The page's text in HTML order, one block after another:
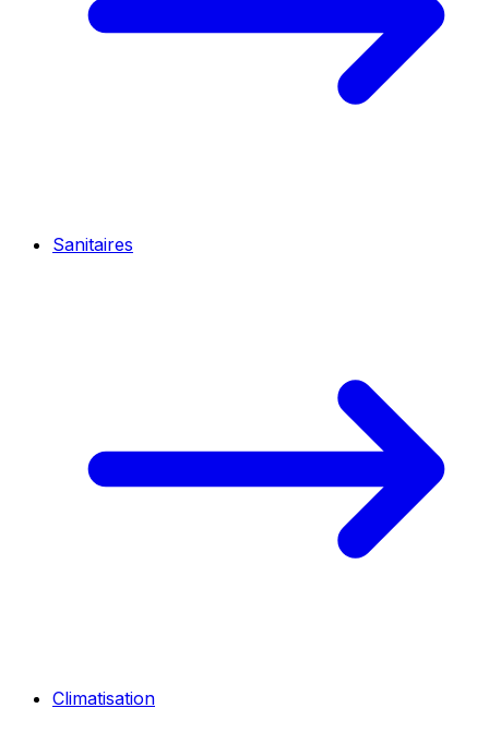
Sanitaires
Climatisation